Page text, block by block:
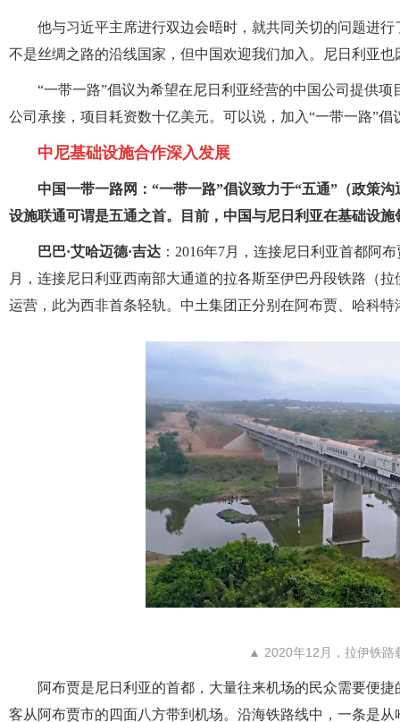
他与习近平主席进行双边会晤时，就共同关切的问题进
不是丝绸之路的沿线国家，但中国欢迎我们加入。尼日利亚
“一带一路”倡议为希望在尼日利亚经营的中国公司提供
公司承接，项目耗资数十亿美元。可以说，加入“一带一路”
中尼基础设施合作深入发展
中国一带一路网：“一带一路”倡议致力于“五通”（政策
设施联通可谓是五通之首。目前，中国与尼日利亚在基础设
巴巴·艾哈迈德·吉达 ：2016年7月，连接尼日利亚首都阿
月，连接尼日利亚西南部大通道的拉各斯至伊巴丹段铁路（
运营，此为西非首条轻轨。中土集团正分别在阿布贾、哈科
▲ 2020年12月，拉伊铁路
阿布贾是尼日利亚的首都，大量往来机场的民众需要便
客从阿布贾市的四面八方带到机场。沿海铁路线中，一条是